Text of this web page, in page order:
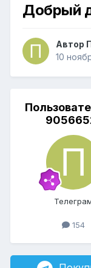
Добрый
Автор
10
154